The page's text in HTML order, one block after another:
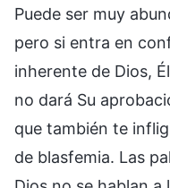
Puede ser muy
pero si entra en
inherente de Dios,
no dará Su
que también te
de blasfemia. Las